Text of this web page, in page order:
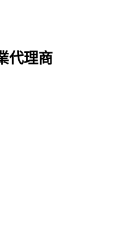
代理商